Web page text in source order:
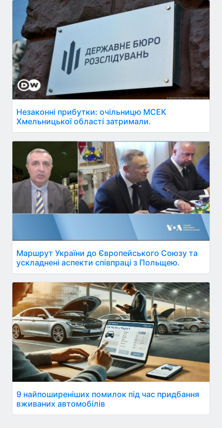
Незаконні прибутки: очільницю МСЕК
Хмельницької області затримали.
Маршрут України до Європейського Союзу та
ускладнені аспекти співпраці з Польщею.
9 найпоширеніших помилок під час придбання
вживаних автомобілів